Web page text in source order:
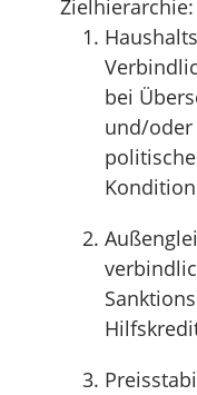
Zielhierarchie:
bei
und/oder